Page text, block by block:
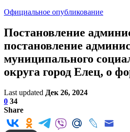
Официальное опубликование
Постановление
постановление
муниципального
округа город Елец, о
Last updated Дек 26, 2024
0 34
Share